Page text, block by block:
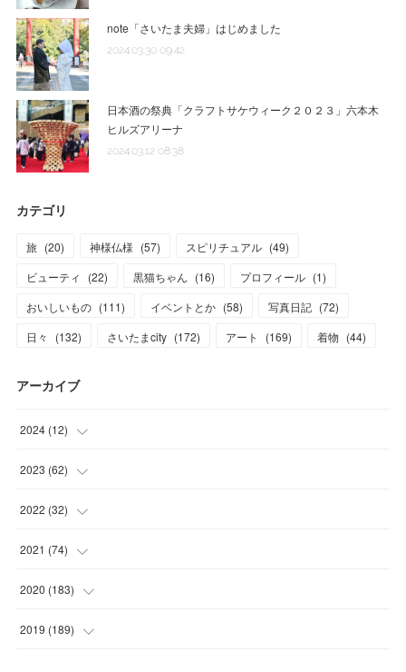
note「さいたま夫婦」はじめました
2024.03.30 09:42
日本酒の祭典「クラフトサケウィーク２０２３」六本木
ヒルズアリーナ
2024.03.12 08:38
カテゴリ
旅 (20) 神様仏様 (57) スピリチュアル (49)
ビューティ
(22) 黒猫ちゃん (16) プロフィール (1)
おいしいもの (111) イベントとか (58) 写真日記 (72)
日々
(132) さいたまcity (172) アート (169) 着物 (44)
アーカイブ
2024 (12)
(1
(1
(3
(3)
2023 (62)
(11 )
(3
(7)
(7)
2022 (32)
(1
(3)
(8)
2021 (74)
(17
(7)
2020 (183)
(17
2019 (189)